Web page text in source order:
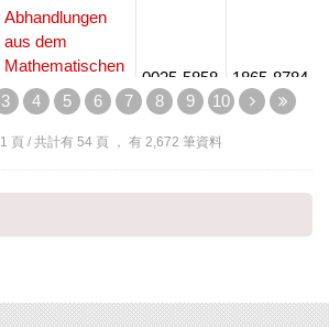
Abhandlungen
aus dem
Mathematischen
Seminar der
Universität
Hamburg
0025-5858 1865-8784
Academic
Quality
0949-1775 1432-0517
3 4 5 6 7 8 9 10
1 頁 / 共計有 54頁 ， 有 2,672 筆資料